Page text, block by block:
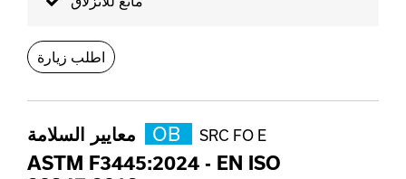
اطلب زيارة
OB SRC FO E
ASTM F3445:2024 - EN ISO